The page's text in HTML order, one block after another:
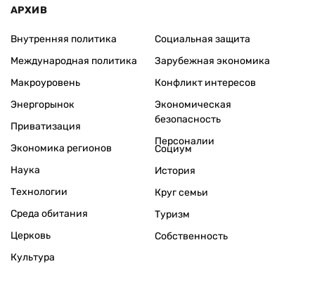
АРХИВ
Внутренняя политика
Международная политика
Макроуровень
Энергорынок
Приватизация
Экономика регионов
Социальная защита
Зарубежная экономика
Конфликт интересов
Экономическая
безопасность
Персоналии
Наука
Технологии
Среда обитания
Церковь
Культура
Социум
История
Круг семьи
Туризм
Собственность